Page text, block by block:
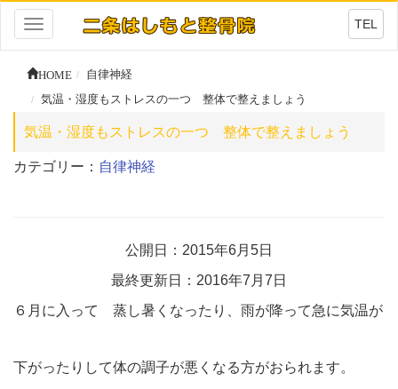
Toggle
navigation
TEL
HOME
自律神経
気温・湿度もストレスの一つ 整体で整えましょう
気温・湿度もストレスの一つ 整体で整えましょう
カテゴリー： 自律神経
公開日：2015年6月5日
最終更新日：2016年7月7日
６月に入って 蒸し暑くなったり、雨が降って急に気温が
下がったりして体の調子が悪くなる方がおられます。